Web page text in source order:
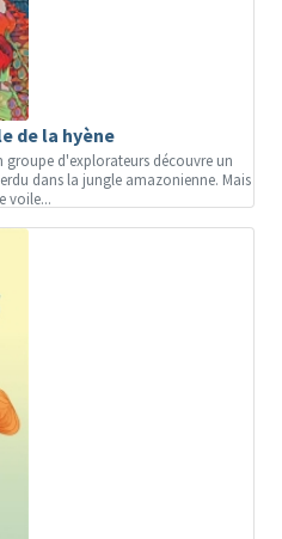
de la hyène
groupe d'explorateurs découvre un
dans la jungle amazonienne. Mais
voile...